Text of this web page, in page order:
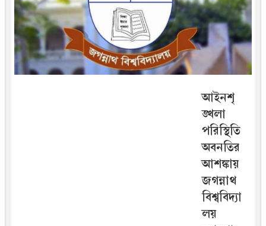
আইনশৃ
ঙ্খলা
পরিস্থিতি
অবনতির
আশঙ্কায়
জগন্নাথ
বিশ্ববিদ্যা
লয়